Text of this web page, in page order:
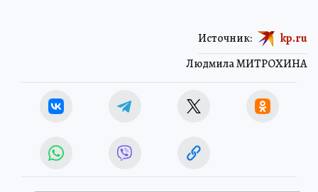
Людмила МИТРОХИНА
Источник: kp.ru